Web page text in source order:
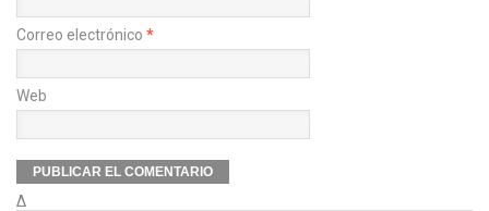
Correo electrónico *
Web
Δ